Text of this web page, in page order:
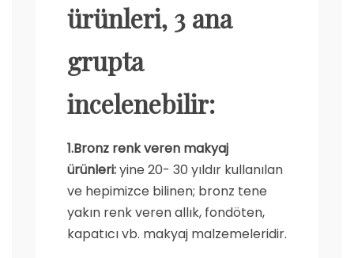
ürünleri, 3 ana
grupta
incelenebilir:
1.Bronz renk veren makyaj
ürünleri:yine 20- 30 yıldır kullanılan
ve hepimizce bilinen; bronz tene
yakın renk veren allık, fondöten,
kapatıcı vb. makyaj malzemeleridir.